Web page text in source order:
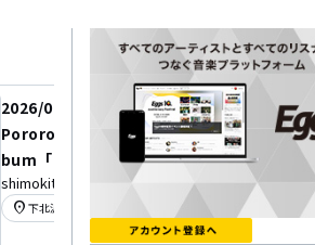
2026/09/01
Pororoca pre. 2nd Full Al
bum「エンバディ」Relea
se Party 2ヶ月連続2会場往
来ライブ
shimokitazawa ERA
location_on 下北沢